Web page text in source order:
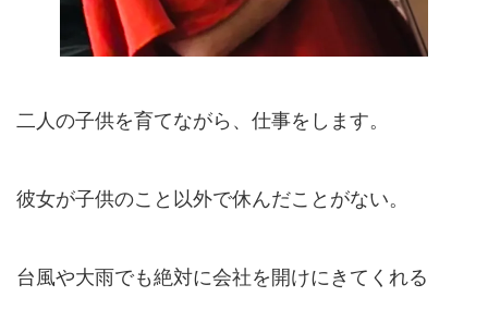
二人の子供を育てながら、仕事をします。
彼女が子供のこと以外で休んだことがない。
台風や大雨でも絶対に会社を開けにきてくれる